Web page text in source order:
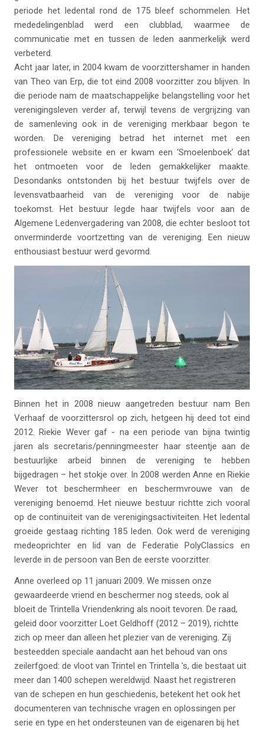
periode het ledental rond de 175 bleef schommelen. Het
mededelingenblad werd een clubblad, waarmee de
communicatie met en tussen de leden aanmerkelijk werd
verbeterd.
Acht jaar later, in 2004 kwam de voorzittershamer in handen
van Theo van Erp, die tot eind 2008 voorzitter zou blijven. In
die periode nam de maatschappelijke belangstelling voor het
verenigingsleven verder af, terwijl tevens de vergrijzing van
de samenleving ook in de vereniging merkbaar begon te
worden. De vereniging betrad het internet met een
professionele website en er kwam een ‘Smoelenboek’ dat
het ontmoeten voor de leden gemakkelijker maakte.
Desondanks ontstonden bij het bestuur twijfels over de
levensvatbaarheid van de vereniging voor de nabije
toekomst. Het bestuur legde haar twijfels voor aan de
Algemene Ledenvergadering van 2008, die echter besloot tot
onverminderde voortzetting van de vereniging. Een nieuw
enthousiast bestuur werd gevormd.
Binnen het in 2008 nieuw aangetreden bestuur nam Ben
Verhaaf de voorzittersrol op zich, hetgeen hij deed tot eind
2012. Riekie Wever gaf - na een periode van bijna twintig
jaren als secretaris/penningmeester haar steentje aan de
bestuurlijke arbeid binnen de vereniging te hebben
bijgedragen – het stokje over. In 2008 werden Anne en Riekie
Wever tot beschermheer en beschermvrouwe van de
vereniging benoemd. Het nieuwe bestuur richtte zich vooral
op de continuïteit van de verenigingsactiviteiten. Het ledental
groeide gestaag richting 185 leden. Ook werd de vereniging
medeoprichter en lid van de Federatie PolyClassics en
leverde in de persoon van Ben de eerste voorzitter.
Anne overleed op 11 januari 2009. We missen onze
gewaardeerde vriend en beschermer nog steeds, ook al
bloeit de Trintella Vriendenkring als nooit tevoren. De raad,
geleid door voorzitter Loet Geldhoff (2012 – 2019), richtte
zich op meer dan alleen het plezier van de vereniging. Zij
besteedden speciale aandacht aan het behoud van ons
zeilerfgoed: de vloot van Trintel en Trintella 's, die bestaat uit
meer dan 1400 schepen wereldwijd. Naast het registreren
van de schepen en hun geschiedenis, betekent het ook het
documenteren van technische vragen en oplossingen per
serie en type en het ondersteunen van de eigenaren bij het